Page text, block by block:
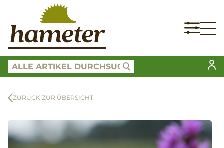
ZURÜCK ZUR ÜBERSICHT